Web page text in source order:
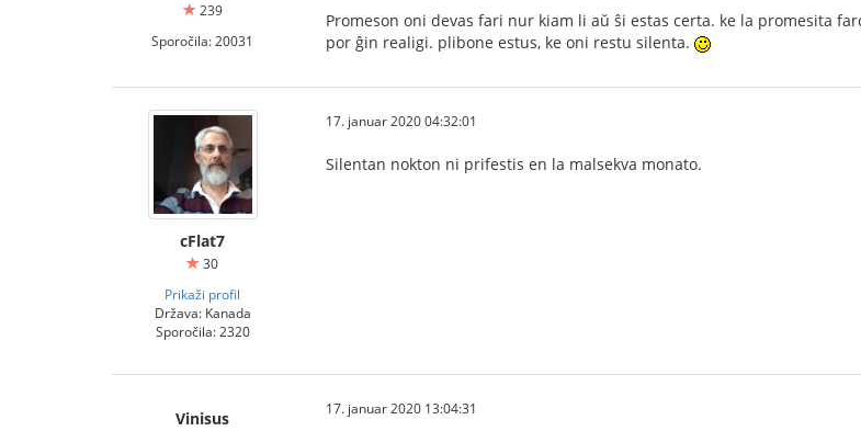
239
Sporočila: 20031
Promeson oni devas fari nur kiam li aŭ ŝi estas certa. ke la promesita
por ĝin realigi. plibone estus, ke oni restu silenta.
cFlat7
30
Prikaži profil
Država: Kanada
Sporočila: 2320
17. januar 2020 04:32:01
Silentan nokton ni prifestis en la malsekva monato.
Vinisus 17. januar 2020 13:04:31